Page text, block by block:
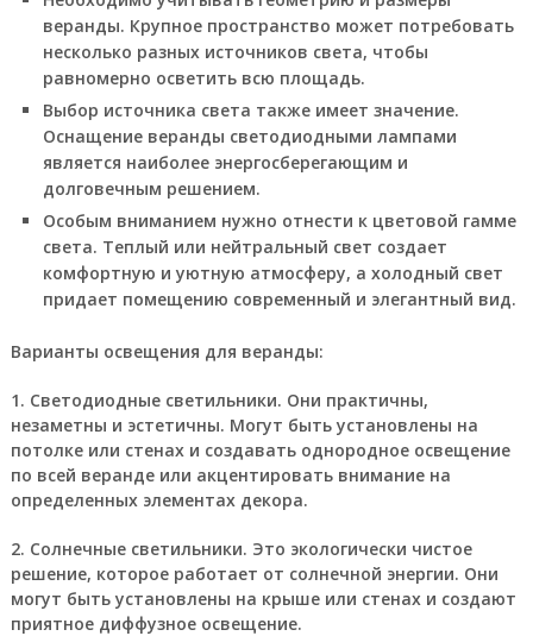
веранды. Крупное пространство может потребовать
несколько разных источников света, чтобы
равномерно осветить всю площадь.
Выбор источника света также имеет значение.
Оснащение веранды светодиодными лампами
является наиболее энергосберегающим и
долговечным решением.
Особым вниманием нужно отнести к цветовой гамме
света. Теплый или нейтральный свет создает
комфортную и уютную атмосферу, а холодный свет
придает помещению современный и элегантный вид.
Варианты освещения для веранды:
1. Светодиодные светильники. Они практичны,
незаметны и эстетичны. Могут быть установлены на
потолке или стенах и создавать однородное освещение
по всей веранде или акцентировать внимание на
определенных элементах декора.
2. Солнечные светильники. Это экологически чистое
решение, которое работает от солнечной энергии. Они
могут быть установлены на крыше или стенах и создают
приятное диффузное освещение.